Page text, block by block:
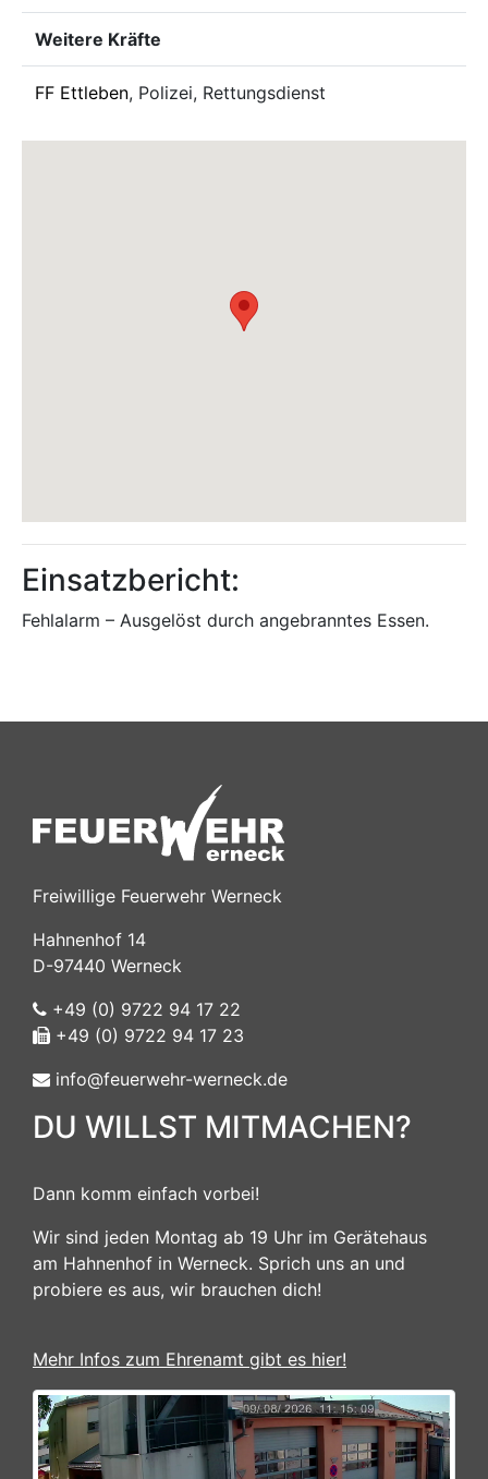
Weitere Kräfte
FF Ettleben, Polizei, Rettungsdienst
Einsatzbericht:
Fehlalarm – Ausgelöst durch angebranntes Essen.
Freiwillige Feuerwehr Werneck
Hahnenhof 14
D-97440 Werneck
+49 (0) 9722 94 17 22
+49 (0) 9722 94 17 23
info@feuerwehr-werneck.de
DU WILLST MITMACHEN?
Dann komm einfach vorbei!
Wir sind jeden Montag ab 19 Uhr im Gerätehaus
am Hahnenhof in Werneck. Sprich uns an und
probiere es aus, wir brauchen dich!
Mehr Infos zum Ehrenamt gibt es hier!